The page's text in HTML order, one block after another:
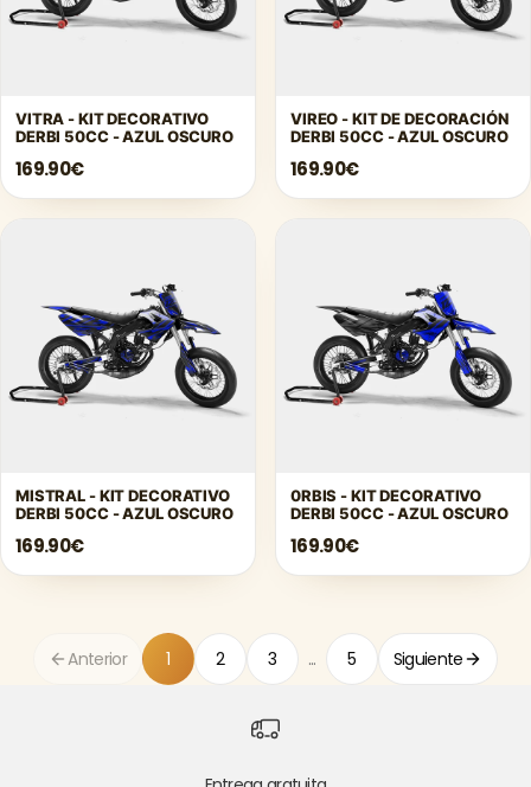
VITRA - KIT DECORATIVO
DERBI 50CC - AZUL OSCURO
169.90€
VIREO - KIT DE DECORACIÓN
DERBI 50CC - AZUL OSCURO
169.90€
MISTRAL - KIT DECORATIVO
DERBI 50CC - AZUL OSCURO
169.90€
0RBIS - KIT DECORATIVO
DERBI 50CC - AZUL OSCURO
169.90€
Anterior 1 2 3 ... 5 Siguiente